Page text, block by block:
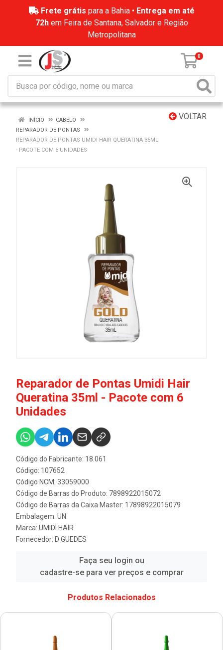
Frete grátis para a Bahia • Entrega em até
72hem Feira de Santana, Salvador e Região
Metropolitana
0
VOLTAR
INÍCIO
CABELO
REPARADOR DE PONTAS
REPARADOR DE PONTAS UMIDI HAIR QUERATINA 35ML
- PACOTE COM 6 UNIDADES
Reparador de Pontas Umidi Hair
Queratina 35ml - Pacote com 6
Unidades
Código do Fabricante: 18.061
Código: 107652
Código NCM: 33059000
Código de Barras do Produto: 7898922015072
Código de Barras da Caixa Master: 17898922015079
Embalagem: UN
Marca: UMIDI HAIR
Fornecedor: D GUEDES
Faça seu login ou
cadastre-se para ver preços e comprar
Produtos Relacionados